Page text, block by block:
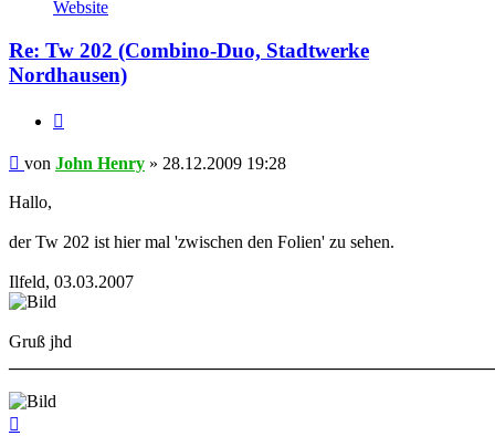
John
Henry
Website
Re: Tw 202 (Combino-Duo, Stadtwerke
Nordhausen)
Beitrag
von John Henry » 28.12.2009 19:28
Hallo,
der Tw 202 ist hier mal 'zwischen den Folien' zu sehen.
Ilfeld, 03.03.2007
Gruß jhd